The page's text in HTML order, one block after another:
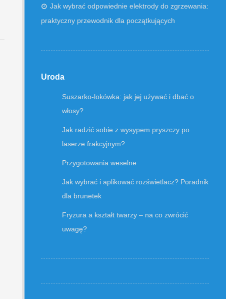
Jak wybrać odpowiednie elektrody do zgrzewania:
praktyczny przewodnik dla początkujących
Uroda
Suszarko-lokówka: jak jej używać i dbać o
włosy?
Jak radzić sobie z wysypem pryszczy po
laserze frakcyjnym?
Przygotowania weselne
Jak wybrać i aplikować rozświetlacz? Poradnik
dla brunetek
Fryzura a kształt twarzy – na co zwrócić
uwagę?